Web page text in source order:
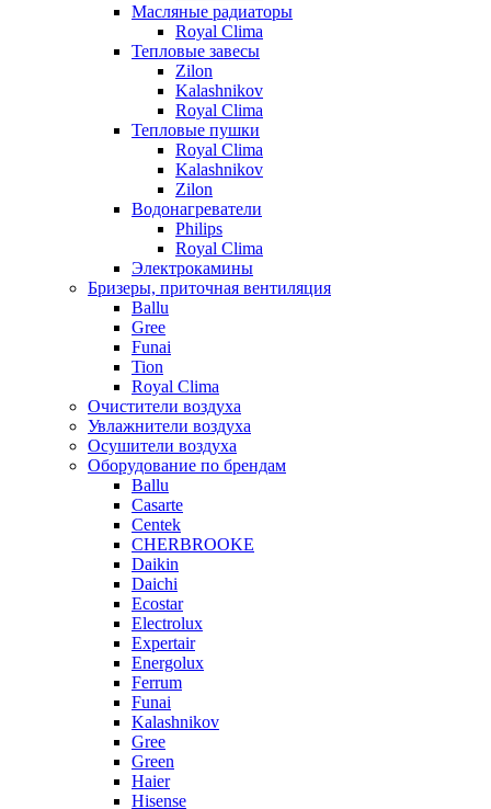
Масляные радиаторы
Royal Clima
Тепловые завесы
Zilon
Kalashnikov
Royal Clima
Тепловые пушки
Royal Clima
Kalashnikov
Zilon
Водонагреватели
Philips
Royal Clima
Электрокамины
Бризеры, приточная вентиляция
Ballu
Gree
Funai
Tion
Royal Clima
Очистители воздуха
Увлажнители воздуха
Осушители воздуха
Оборудование по брендам
Ballu
Casarte
Centek
CHERBROOKE
Daikin
Daichi
Ecostar
Electrolux
Expertair
Energolux
Ferrum
Funai
Kalashnikov
Gree
Grеen
Haier
Hisense